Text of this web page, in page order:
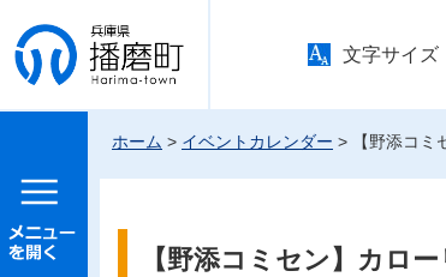
兵庫県 播
磨町
文字サイズ
メニュー
ホーム > イベントカレンダー > 【野添コミ
【野添コミセン】カロ